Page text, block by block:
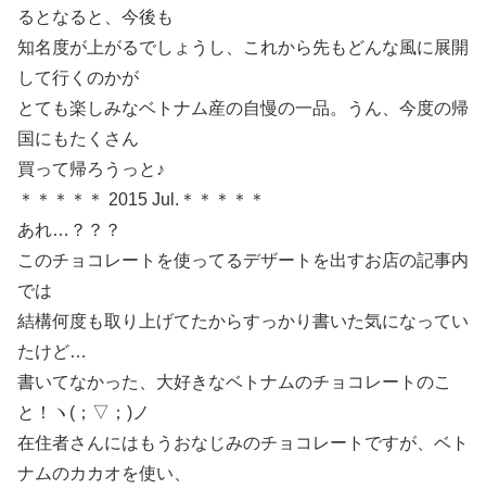
るとなると、今後も
知名度が上がるでしょうし、これから先もどんな風に展開
して行くのかが
とても楽しみなベトナム産の自慢の一品。うん、今度の帰
国にもたくさん
買って帰ろうっと♪
＊＊＊＊＊ 2015 Jul.＊＊＊＊＊
あれ…？？？
このチョコレートを使ってるデザートを出すお店の記事内
では
結構何度も取り上げてたからすっかり書いた気になってい
たけど…
書いてなかった、大好きなベトナムのチョコレートのこ
と！ヽ(；▽；)ノ
在住者さんにはもうおなじみのチョコレートですが、ベト
ナムのカカオを使い、